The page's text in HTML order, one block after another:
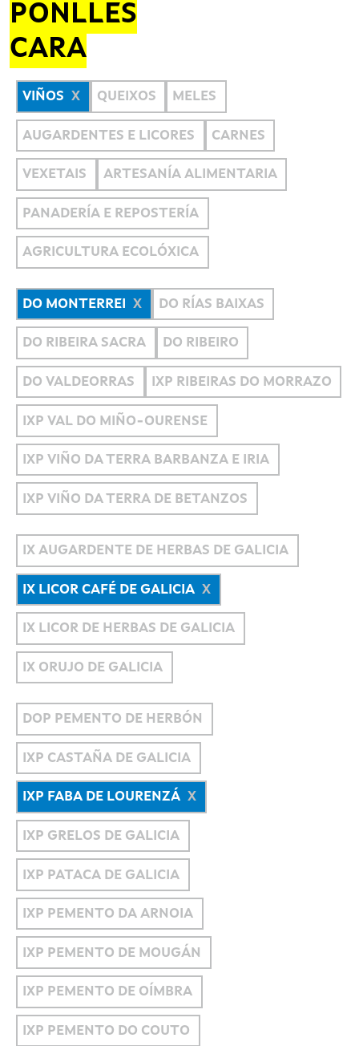
PONLLES
CARA
VIÑOS QUEIXOS MELES
AUGARDENTES E LICORES CARNES
VEXETAIS ARTESANÍA ALIMENTARIA
PANADERÍA E REPOSTERÍA
AGRICULTURA ECOLÓXICA
DO MONTERREI DO RÍAS BAIXAS
DO RIBEIRA SACRA DO RIBEIRO
DO VALDEORRAS IXP RIBEIRAS DO MORRAZO
IXP VAL DO MIÑO-OURENSE
IXP VIÑO DA TERRA BARBANZA E IRIA
IXP VIÑO DA TERRA DE BETANZOS
IX AUGARDENTE DE HERBAS DE GALICIA
IX LICOR CAFÉ DE GALICIA
IX LICOR DE HERBAS DE GALICIA
IX ORUJO DE GALICIA
DOP PEMENTO DE HERBÓN
IXP CASTAÑA DE GALICIA
IXP FABA DE LOURENZÁ
IXP GRELOS DE GALICIA
IXP PATACA DE GALICIA
IXP PEMENTO DA ARNOIA
IXP PEMENTO DE MOUGÁN
IXP PEMENTO DE OÍMBRA
IXP PEMENTO DO COUTO